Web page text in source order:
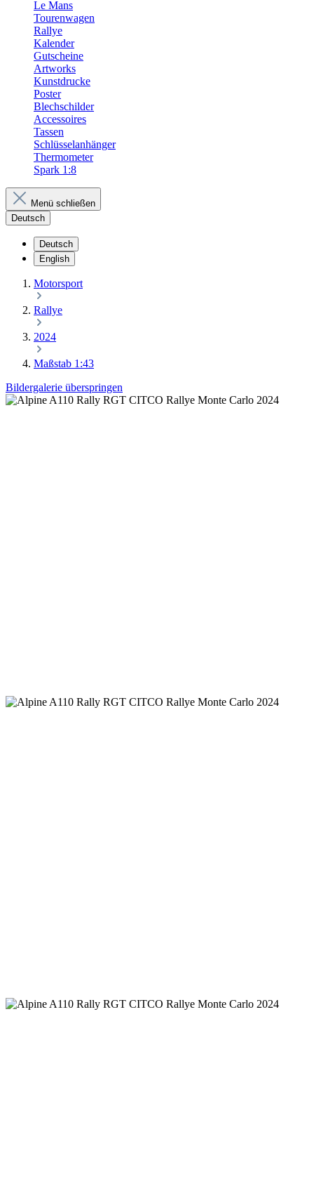
Le Mans
Tourenwagen
Rallye
Kalender
Gutscheine
Artworks
Kunstdrucke
Poster
Blechschilder
Accessoires
Tassen
Schlüsselanhänger
Thermometer
Spark 1:8
Menü schließen
Deutsch
Deutsch
English
Motorsport
Rallye
2024
Maßstab 1:43
Bildergalerie überspringen